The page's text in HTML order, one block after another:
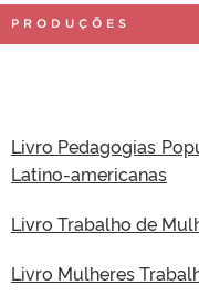
INTERNACIONAL
OUVIDORIA
PRODUÇÕES
Livro Pedagogias
Latino-americanas
Livro Trabalho de
Livro Mulheres